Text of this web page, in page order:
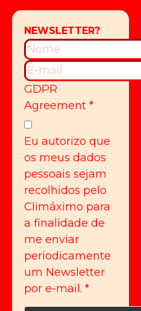
GDPR
Agreement *
Eu autorizo que
os meus dados
pessoais sejam
recolhidos pelo
Climáximo para
a finalidade de
me enviar
periodicamente
um Newsletter
por e-mail. *